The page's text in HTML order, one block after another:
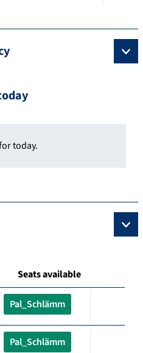
today.
Seats available
Pal_Schlämm
Pal_Schlämm